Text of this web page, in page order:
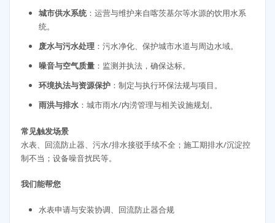
城市供水系统：运营与维护来自喀茨基尔等水源的饮用水系
统。
废水与污水处理 ：污水净化、保护城市水道与周边水域。
噪音与空气质量 ：监测并执法，确保达标。
环境执法与资源保护 ：制定与执行环保法规与项目。
雨洪与排水 ：城市雨水/内涝管理与相关设施规划。
常见触发场景
水表、回流防止器、污水/排水接驳手续不全；施工期排水/沉淀控
制不当；设备噪音扰民等。
我们能帮您
水表申请与安装协调、回流防止器合规